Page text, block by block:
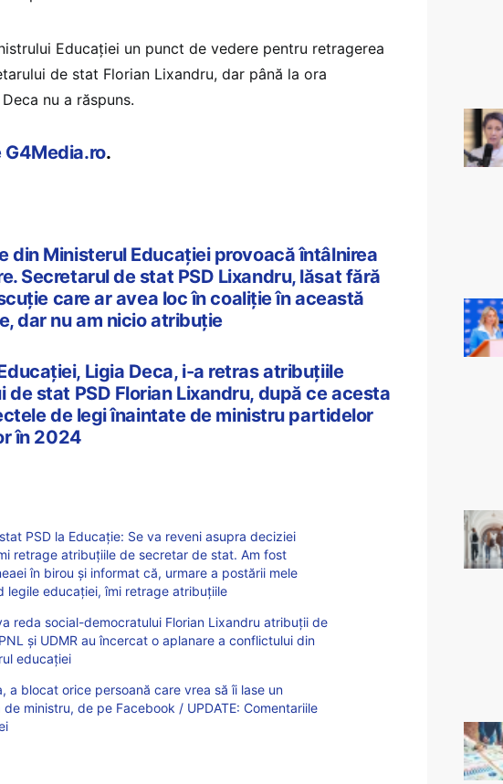
Educației un punct de vedere pentru retragerea
de stat Florian Lixandru, dar până la ora
nu a răspuns.
.
din Ministerul Educației provoacă întâlnirea
Secretarul de stat PSD Lixandru, lăsat fără
care ar avea loc în coaliţie în această
dar nu am nicio atribuţie
Ligia Deca, i-a retras atribuțiile
stat PSD Florian Lixandru, după ce acesta
de legi înaintate de ministru partidelor
în 2024
PSD la Educație: Se va reveni asupra deciziei
retrage atribuțiile de secretar de stat. Am fost
în birou și informat că, urmare a postării mele
legile educației, îmi retrage atribuțiile
reda social-democratului Florian Lixandru atribuții de
și UDMR au încercat o aplanare a conflictului din
educației
a blocat orice persoană care vrea să îi lase un
ministru, de pe Facebook / UPDATE: Comentariile